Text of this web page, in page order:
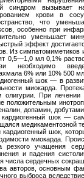
синдром вызывает
крови в
что
особенно при
уменьшает
эффект
Из
0,5—1,0 мл 0,1%
необходимо
6% или 10% 500
шок — в
миокарда.
олигурии. При
положительным
допамин,
шок —
медикаментозной
шок,
миокарда.
резкого учащения
и падения
числа сердечных
авторов, основным
выброса